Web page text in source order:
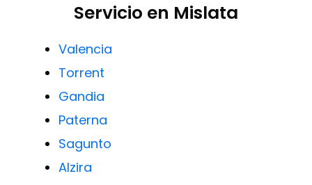
Servicio en Mislata
Valencia
Torrent
Gandia
Paterna
Sagunto
Alzira